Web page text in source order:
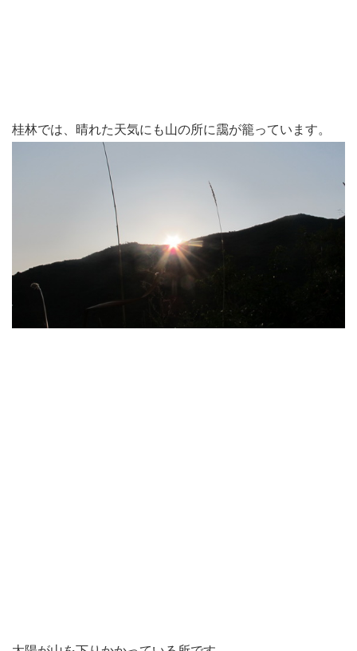
桂林では、晴れた天気にも山の所に靄が籠っています。